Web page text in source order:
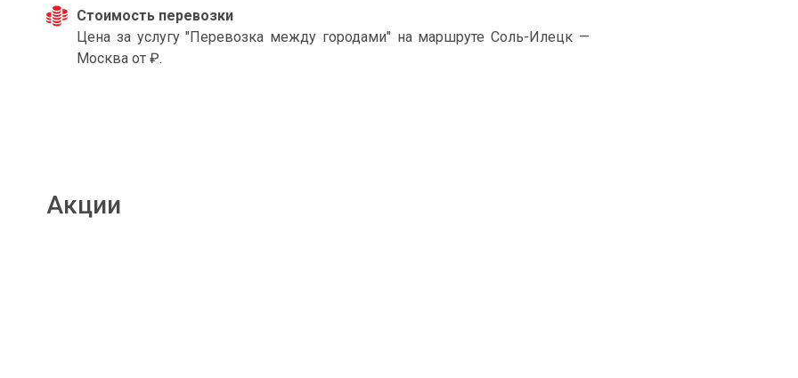
Стоимость перевозки
Цена за услугу "Перевозка между городами" на маршруте Соль-Илецк —
Москва от ₽.
Акции